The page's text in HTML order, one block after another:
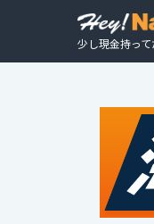
少し現金持っ